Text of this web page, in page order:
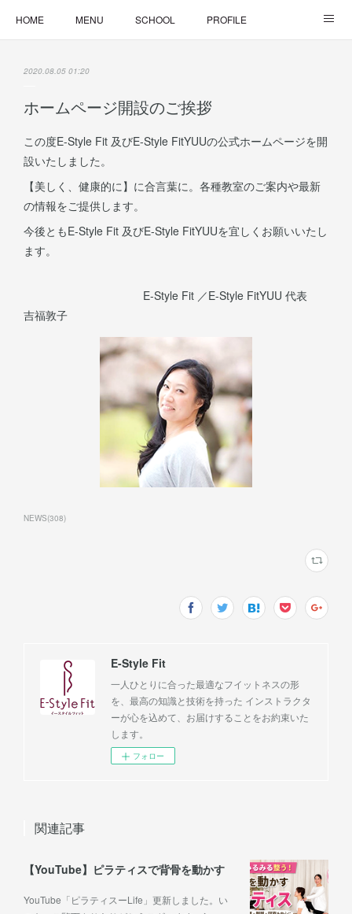
HOME MENU SCHOOL PROFILE
2020.08.05 01:20
ホームページ開設のご挨拶
この度E-Style Fit 及びE-Style FitYUUの公式ホームページを開
設いたしました。
【美しく、健康的に】に合言葉に。各種教室のご案内や最新
の情報をご提供します。
今後ともE-Style Fit 及びE-Style FitYUUを宜しくお願いいたし
ます。
E-Style Fit ／E-Style FitYUU 代表
吉福敦子
NEWS(308)
E-Style Fit
一人ひとりに合った最適なフイットネスの形
を、最高の知識と技術を持った インストラクタ
ーが心を込めて、お届けすることをお約束いた
します。
フォロー
関連記事
【YouTube】ピラティスで背骨を動かす
YouTube「ピラティスーLife」更新しました。い